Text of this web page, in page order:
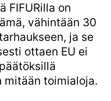
FIFURilla on
vähintään 30
ja se
ottaen EU ei
mitään toimialoja.